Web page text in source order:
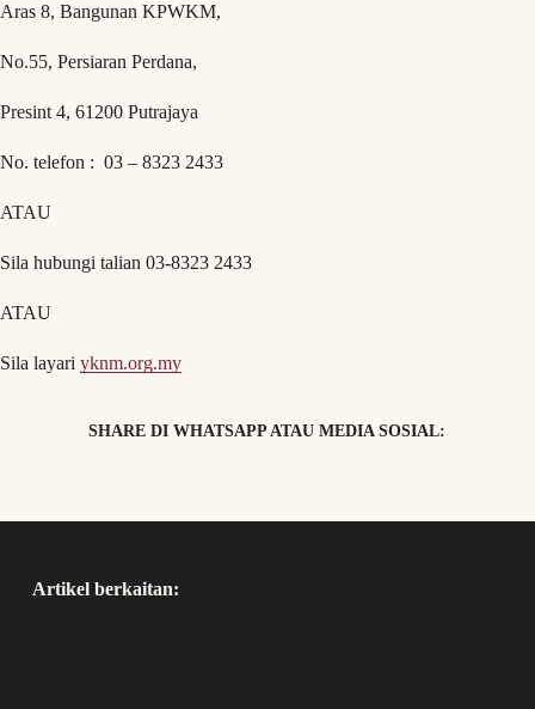
Aras 8, Bangunan KPWKM,
No.55, Persiaran Perdana,
Presint 4, 61200 Putrajaya
No. telefon : 03 – 8323 2433
ATAU
Sila hubungi talian 03-8323 2433
ATAU
Sila layari yknm.org.my
SHARE DI WHATSAPP ATAU MEDIA SOSIAL:
Artikel berkaitan: